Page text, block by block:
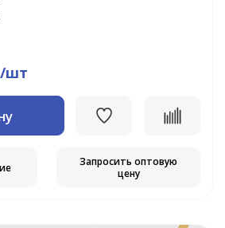
шт
Запросить оптовую
цену